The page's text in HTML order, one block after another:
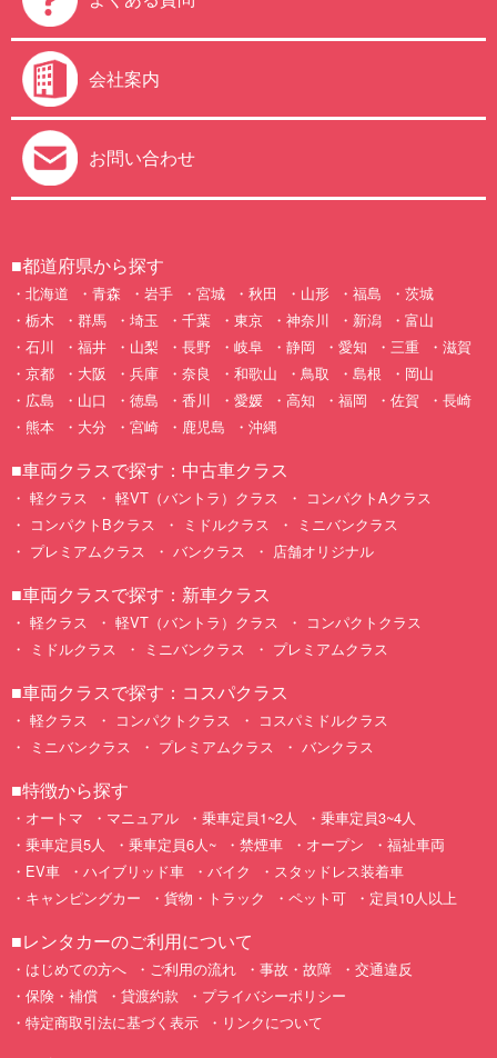
HOME
100円レンタカーとは
よくある質問
会社案内
お問い合わせ
■都道府県から探す
栃木
群馬 埼玉 千葉 東京
石川
福井 山梨 長野 岐阜 静岡 愛知 三重
京都
大阪 兵庫 奈良 和歌山 鳥取 島根
広島
山口 徳島 愛媛
熊本
大分 宮崎 沖縄
■車両クラスで探す：中古車クラス
軽クラス 軽VT（バントラ）クラス
コンパクトBクラス
プレミアムクラス
バンクラス 店舗オリジナル
■車両クラスで探す：新車クラス
軽クラス 軽VT（バントラ）クラス
コンパクトクラス
ミドルクラス
ミニバンクラス
■車両クラスで探す：コスパクラス
軽クラス コンパクトクラス
コスパミドルクラス
ミニバンクラス
プレミアムクラス バンクラス